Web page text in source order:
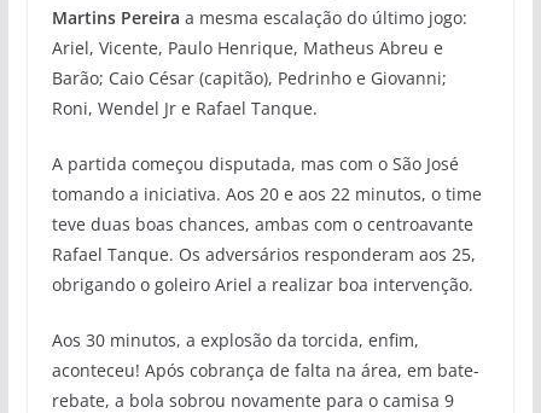
Martins Pereira a mesma escalação do último jogo:
Ariel, Vicente, Paulo Henrique, Matheus Abreu e
Barão; Caio César (capitão), Pedrinho e Giovanni;
Roni, Wendel Jr e Rafael Tanque.
A partida começou disputada, mas com o São José
tomando a iniciativa. Aos 20 e aos 22 minutos, o time
teve duas boas chances, ambas com o centroavante
Rafael Tanque. Os adversários responderam aos 25,
obrigando o goleiro Ariel a realizar boa intervenção.
Aos 30 minutos, a explosão da torcida, enfim,
aconteceu! Após cobrança de falta na área, em bate-
rebate, a bola sobrou novamente para o camisa 9